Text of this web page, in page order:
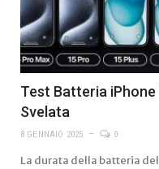
Test Batteria iPhone
Svelata
8 GENNAIO 2025 0
La durata della batteria